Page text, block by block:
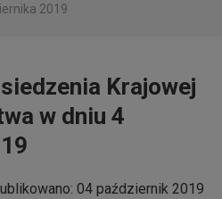
2019
Krajowej
w dniu 4
04 październik 2019